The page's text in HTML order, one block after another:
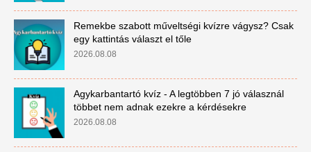
Remekbe szabott műveltségi kvízre vágysz? Csak
egy kattintás választ el tőle
2026.08.08
Agykarbantartó kvíz - A legtöbben 7 jó válasznál
többet nem adnak ezekre a kérdésekre
2026.08.08